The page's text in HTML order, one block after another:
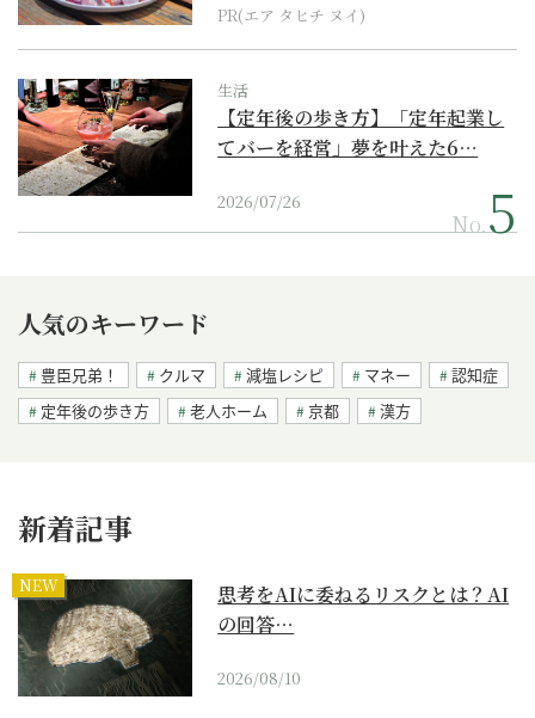
PR(エア タヒチ ヌイ)
生活
【定年後の歩き方】「定年起業し
てバーを経営」夢を叶えた6…
2026/07/26
No.
人気のキーワード
豊臣兄弟！ クルマ 減塩レシピ マネー
認知症
定年後の歩き方
老人ホーム 京都 漢方
新着記事
NEW
思考をAIに委ねるリスクとは？AI
の回答…
2026/08/10